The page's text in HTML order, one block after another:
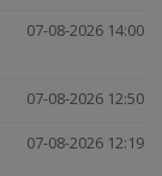
07-08-2026 14:00
07-08-2026 12:50
07-08-2026 12:19